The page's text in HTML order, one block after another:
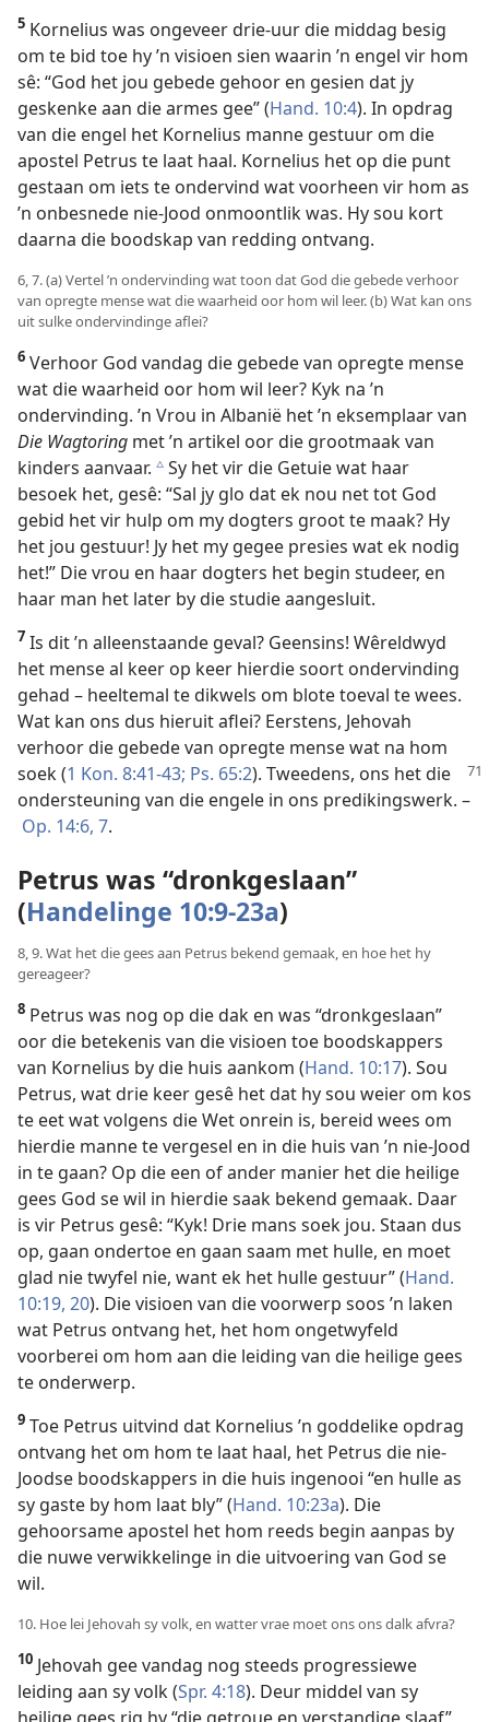
5 Kornelius was ongeveer drie-uur die middag besig
om te bid toe hy ’n visioen sien waarin ’n engel vir hom
sê: “God het jou gebede gehoor en gesien dat jy
geskenke aan die armes gee” (Hand. 10:4). In opdrag
van die engel het Kornelius manne gestuur om die
apostel Petrus te laat haal. Kornelius het op die punt
gestaan om iets te ondervind wat voorheen vir hom as
’n onbesnede nie-Jood onmoontlik was. Hy sou kort
daarna die boodskap van redding ontvang.
6, 7. (a) Vertel ’n ondervinding wat toon dat God die gebede verhoor
van opregte mense wat die waarheid oor hom wil leer. (b) Wat kan ons
uit sulke ondervindinge aflei?
6 Verhoor God vandag die gebede van opregte mense
wat die waarheid oor hom wil leer? Kyk na ’n
ondervinding. ’n Vrou in Albanië het ’n eksemplaar van
Die Wagtoring met ’n artikel oor die grootmaak van
kinders aanvaar. cSy het vir die Getuie wat haar
besoek het, gesê: “Sal jy glo dat ek nou net tot God
gebid het vir hulp om my dogters groot te maak? Hy
het jou gestuur! Jy het my gegee presies wat ek nodig
het!” Die vrou en haar dogters het begin studeer, en
haar man het later by die studie aangesluit.
7 Is dit ’n alleenstaande geval? Geensins! Wêreldwyd
het mense al keer op keer hierdie soort ondervinding
gehad – heeltemal te dikwels om blote toeval te wees.
Wat kan ons dus hieruit aflei? Eerstens, Jehovah
verhoor die gebede van opregte mense wat na hom
soek (1 Kon. 8:41-43; Ps. 65:2). Tweedens, ons het die
ondersteuning van die engele in ons predikingswerk. –
Op. 14:6, 7.
Petrus was “dronkgeslaan”
(Handelinge 10:9-23a)
8, 9. Wat het die gees aan Petrus bekend gemaak, en hoe het hy
gereageer?
8 Petrus was nog op die dak en was “dronkgeslaan”
oor die betekenis van die visioen toe boodskappers
van Kornelius by die huis aankom (Hand. 10:17). Sou
Petrus, wat drie keer gesê het dat hy sou weier om kos
te eet wat volgens die Wet onrein is, bereid wees om
hierdie manne te vergesel en in die huis van ’n nie-Jood
in te gaan? Op die een of ander manier het die heilige
gees God se wil in hierdie saak bekend gemaak. Daar
is vir Petrus gesê: “Kyk! Drie mans soek jou. Staan dus
op, gaan ondertoe en gaan saam met hulle, en moet
glad nie twyfel nie, want ek het hulle gestuur” (Hand.
10:19, 20). Die visioen van die voorwerp soos ’n laken
wat Petrus ontvang het, het hom ongetwyfeld
voorberei om hom aan die leiding van die heilige gees
te onderwerp.
9 Toe Petrus uitvind dat Kornelius ’n goddelike opdrag
ontvang het om hom te laat haal, het Petrus die nie-
Joodse boodskappers in die huis ingenooi “en hulle as
sy gaste by hom laat bly” (Hand. 10:23a). Die
gehoorsame apostel het hom reeds begin aanpas by
die nuwe verwikkelinge in die uitvoering van God se
wil.
10. Hoe lei Jehovah sy volk, en watter vrae moet ons ons dalk afvra?
10 Jehovah gee vandag nog steeds progressiewe
leiding aan sy volk (Spr. 4:18). Deur middel van sy
heilige gees rig hy “die getroue en verstandige slaaf”